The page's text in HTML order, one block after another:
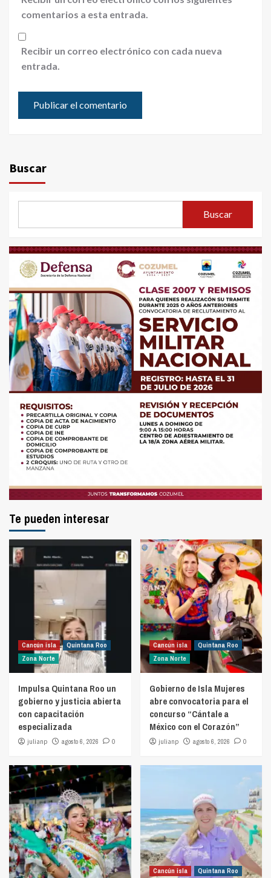
comentarios a esta entrada.
Recibir un correo electrónico con cada nueva
entrada.
Buscar
Buscar
Te pueden interesar
Cancún isla
Quintana Roo
Zona Norte
Impulsa Quintana Roo un
gobierno y justicia abierta
con capacitación
especializada
julianp agosto 6, 2026 0
Cancún isla
Quintana Roo
Zona Norte
Gobierno de Isla Mujeres
abre convocatoria para el
concurso “Cántale a
México con el Corazón”
julianp agosto 6, 2026 0
Cancún isla
Quintana Roo